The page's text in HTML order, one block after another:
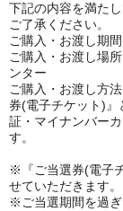
下記の内容を満た
ご了承ください。
ご購入・お渡し期間
ご購入・お渡し場
ンター
ご購入・お渡し方
券(電子チケット)
証・マイナンバー
す。
※『ご当選券(電子
せていただきます。
※ご当選期間を過